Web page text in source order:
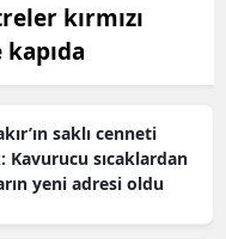
kırmızı
saklı cenneti
Kavurucu sıcaklardan
yeni adresi oldu